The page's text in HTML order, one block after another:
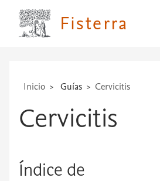
Fisterra
Inicio Guías Cervicitis
Cervicitis
Índice de